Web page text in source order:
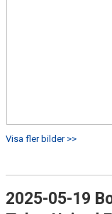
Visa fler bilder >>
2025-05-19